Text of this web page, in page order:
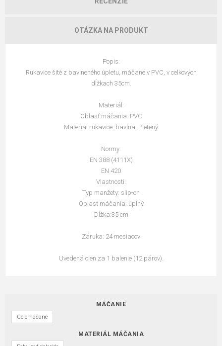
OTÁZKA NA PRODUKT
Popis:
Rukavice šité z bavlneného úpletu, máčané v PVC, v celkových
dĺžkach 35cm.
Materiál:
Oblasť máčania: PVC
Materiál rukavice: bavlna, Pletený
Normy:
EN 388 (4111X)
EN 420
Vlastnosti:
Typ manžety: slip-on
Oblasť máčania: úplný
Dĺžka:35 cm
Záruka: 24 mesiacov
Uvedená cien za 1 balenie (12 párov).
MÁČANIE
Celomáčané
MATERIÁL MÁČANIA